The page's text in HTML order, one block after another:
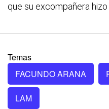
que su excompañera hizo
Temas
FACUNDO ARANA
LAM